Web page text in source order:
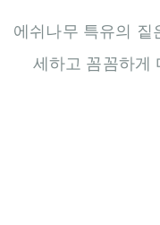
에쉬나무 특유의 짙
세하고 꼼꼼하게